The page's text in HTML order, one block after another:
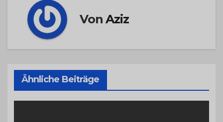
VonAziz
Ähnliche Beiträge